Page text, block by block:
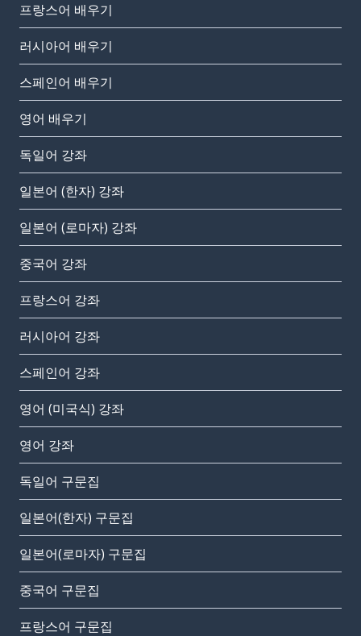
프랑스어 배우기
러시아어 배우기
스페인어 배우기
영어 배우기
독일어 강좌
일본어 (한자) 강좌
일본어 (로마자) 강좌
중국어 강좌
프랑스어 강좌
러시아어 강좌
스페인어 강좌
영어 (미국식) 강좌
영어 강좌
독일어 구문집
일본어(한자) 구문집
일본어(로마자) 구문집
중국어 구문집
프랑스어 구문집